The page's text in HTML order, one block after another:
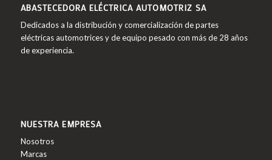
ABASTECEDORA ELÉCTRICA AUTOMOTRIZ SA
Dedicados a la distribución y comercialización de partes
eléctricas automotrices y de equipo pesado con más de 28 años
de experiencia.
NUESTRA EMPRESA
Nosotros
Marcas